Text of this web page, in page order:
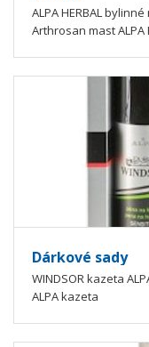
ALPA HERBAL
Arthrosan mast
Dárkové sady
WINDSOR kazeta
ALPA kazeta